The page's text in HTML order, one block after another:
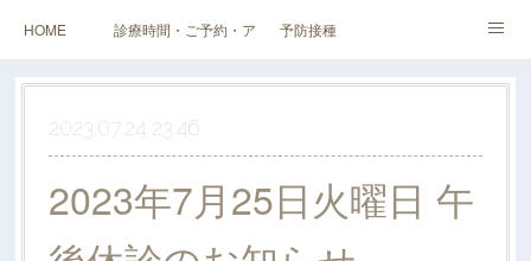
HOME 診療時間・ご予約・アクセス予防接種
健診（検診）・人間ドック・その他外来
企業健診 スタッフ・当院紹介
2023.07.24 23:46
2023年7月25日火曜日 午